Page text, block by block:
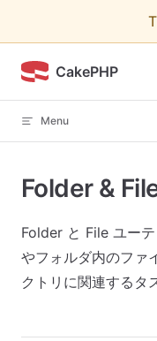
CakePHP
Menu
Folder &
Folder と File ユー
やフォルダ内のファ
クトリに関連するタ